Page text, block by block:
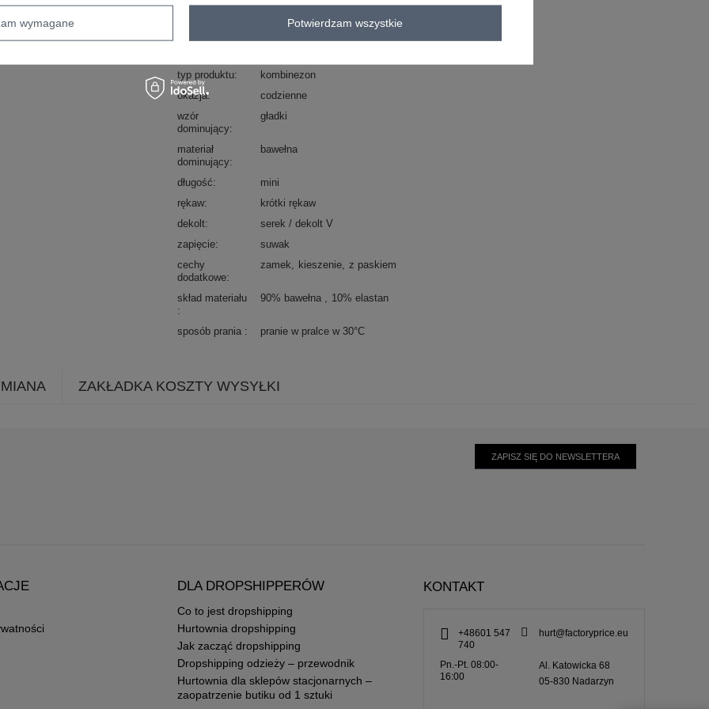
typ produktu
kombinezon
okazja
codzienne
wzór
dominujący
gładki
materiał
dominujący
bawełna
długość
mini
rękaw
krótki rękaw
dekolt
serek / dekolt V
zapięcie
suwak
cechy
dodatkowe
zamek kieszenie z paskiem
skład materiału 90% bawełna 10% elastan
sposób prania pranie w pralce w 30°C
ZAKŁADKA KOSZTY WYSYŁKI
ZAPISZ SIĘ DO NEWSLETTERA
DLA DROPSHIPPERÓW
Co to jest dropshipping
Hurtownia dropshipping
Jak zacząć dropshipping
Dropshipping odzieży – przewodnik
Hurtownia dla sklepów stacjonarnych –
zaopatrzenie butiku od 1 sztuki
KONTAKT
+48601 547
740
hurt@factoryprice.eu
Pn.-Pt. 08:00-
16:00
Al. Katowicka 68
05-830 Nadarzyn
wymagane Potwierdzam wszystkie